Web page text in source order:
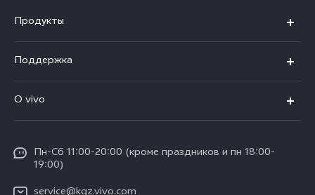
Продукты
V25e
Y02
Y35
Поддержка
Funtouch OS
IMEI аутентификация
Обновление системы
O vivo
Пресс Центр
Юридическая информация
Пн-Сб 11:00-20:00 (кроме праздников и пн 18:00-
19:00)